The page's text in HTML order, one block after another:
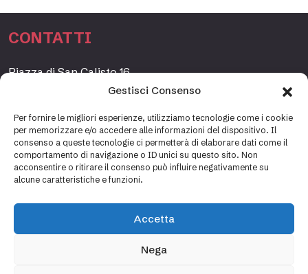
Gestisci Consenso
Per fornire le migliori esperienze, utilizziamo tecnologie come i cookie
per memorizzare e/o accedere alle informazioni del dispositivo. Il
consenso a queste tecnologie ci permetterà di elaborare dati come il
comportamento di navigazione o ID unici su questo sito. Non
acconsentire o ritirare il consenso può influire negativamente su
alcune caratteristiche e funzioni.
Accetta
Nega
CONTATTI
Piazza di San Calisto 16,
www.fondazioneetagrande.org
SEGRETERIA
info@fondazioneetagrande.it